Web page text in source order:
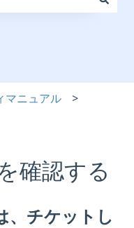
マニュアル
確認する
、チケットし